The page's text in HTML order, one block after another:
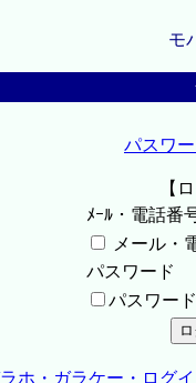
モ
パスワ
【
ﾒｰﾙ・電話番
メール・
パスワード
パスワー
ホ・ガラケー・ログ